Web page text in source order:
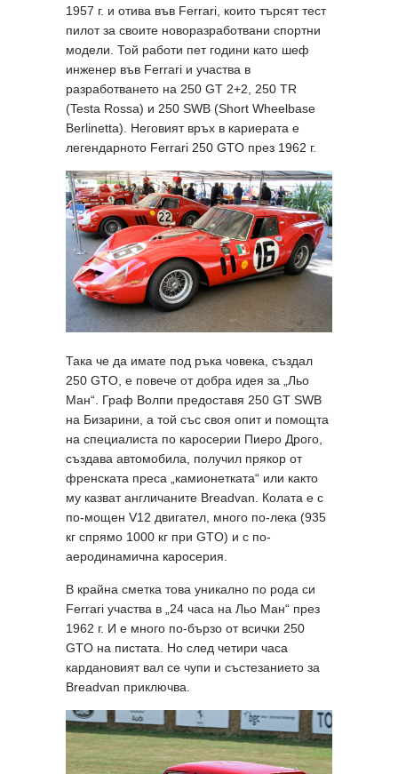
1957 г. и отива във Ferrari, които търсят тест
пилот за своите новоразработвани спортни
модели. Той работи пет години като шеф
инженер във Ferrari и участва в
разработването на 250 GT 2+2, 250 TR
(Testa Rossa) и 250 SWB (Short Wheelbase
Berlinetta). Неговият връх в кариерата е
легендарното Ferrari 250 GTO през 1962 г.
Така че да имате под ръка човека, създал
250 GTO, е повече от добра идея за „Льо
Ман“. Граф Волпи предоставя 250 GT SWB
на Бизарини, а той със своя опит и помощта
на специалиста по каросерии Пиеро Дрого,
създава автомобила, получил прякор от
френската преса „камионетката“ или както
му казват англичаните Breadvan. Колата е с
по-мощен V12 двигател, много по-лека (935
кг спрямо 1000 кг при GTO) и с по-
аеродинамична каросерия.
В крайна сметка това уникално по рода си
Ferrari участва в „24 часа на Льо Ман“ през
1962 г. И е много по-бързо от всички 250
GTO на пистата. Но след четири часа
кардановият вал се чупи и състезанието за
Breadvan приключва.